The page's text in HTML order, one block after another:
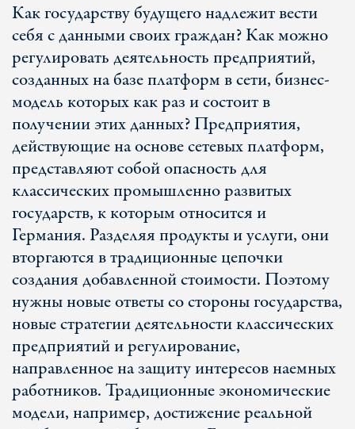
Как государству будущего надлежит вести
себя с данными своих граждан? Как можно
регулировать деятельность предприятий,
созданных на базе платформ в сети, бизнес-
модель которых как раз и состоит в
получении этих данных? Предприятия,
действующие на основе сетевых платформ,
представляют собой опасность для
классических промышленно развитых
государств, к которым относится и
Германия. Разделяя продукты и услуги, они
вторгаются в традиционные цепочки
создания добавленной стоимости. Поэтому
нужны новые ответы со стороны государства,
новые стратегии деятельности классических
предприятий и регулирование,
направленное на защиту интересов наемных
работников. Традиционные экономические
модели, например, достижение реальной